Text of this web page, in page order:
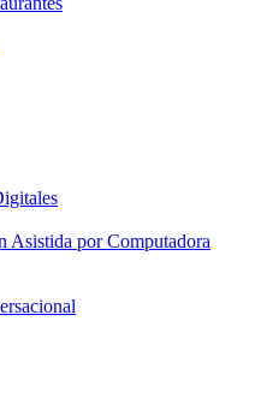
Asistida por Computadora